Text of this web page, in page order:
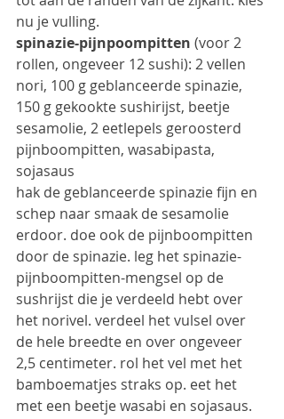
nu je vulling.
spinazie-pijnpoompitten (voor 2
rollen, ongeveer 12 sushi): 2 vellen
nori, 100 g geblanceerde spinazie,
150 g gekookte sushirijst, beetje
sesamolie, 2 eetlepels geroosterd
pijnboompitten, wasabipasta,
sojasaus
hak de geblanceerde spinazie fijn en
schep naar smaak de sesamolie
erdoor. doe ook de pijnboompitten
door de spinazie. leg het spinazie-
pijnboompitten-mengsel op de
sushrijst die je verdeeld hebt over
het norivel. verdeel het vulsel over
de hele breedte en over ongeveer
2,5 centimeter. rol het vel met het
bamboematjes straks op. eet het
met een beetje wasabi en sojasaus.